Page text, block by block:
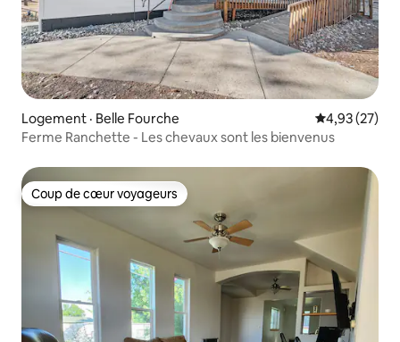
Logement · Belle Fourche Note
4,93 (27)
Ferme Ranchette - Les chevaux sont les bienvenus
Coup de cœur voyageurs
Coup de cœur voyageurs